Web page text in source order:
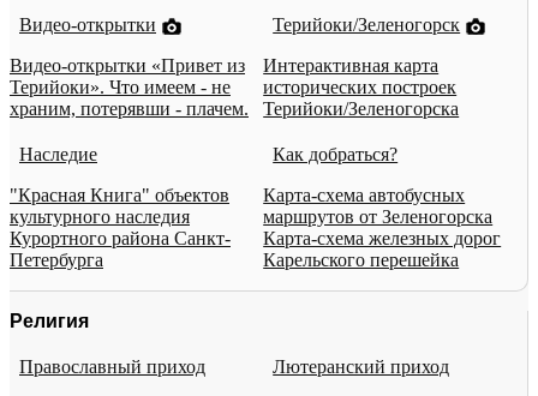
Видео-открытки
Видео-открытки «Привет из
Терийоки». Что имеем - не
храним, потерявши - плачем.
Терийоки/Зеленогорск
Интерактивная карта
исторических построек
Терийоки/Зеленогорска
Наследие
"Красная Книга" объектов
культурного наследия
Курортного района Санкт-
Петербурга
Как добраться?
Карта-схема автобусных
маршрутов от Зеленогорска
Карта-схема железных дорог
Карельского перешейка
Религия
Православный приход
Лютеранский приход